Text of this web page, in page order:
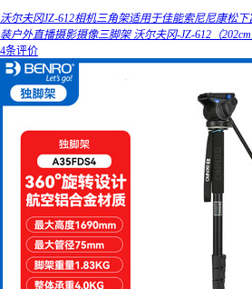
沃尔夫冈JZ-612相机三角架适用于佳能索尼尼康松
装户外直播摄影摄像三脚架 沃尔夫冈-JZ-612（202cm
4条评价